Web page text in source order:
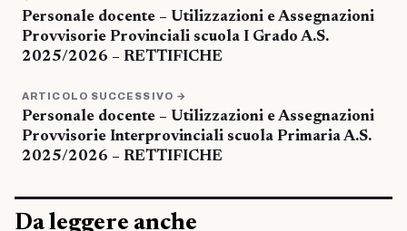
Personale docente – Utilizzazioni e Assegnazioni
Provvisorie Provinciali scuola I Grado A.S.
2025/2026 – RETTIFICHE
ARTICOLO SUCCESSIVO →
Personale docente – Utilizzazioni e Assegnazioni
Provvisorie Interprovinciali scuola Primaria A.S.
2025/2026 – RETTIFICHE
Da leggere anche